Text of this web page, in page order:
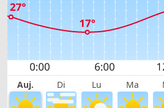
Auj. Di Lu Ma